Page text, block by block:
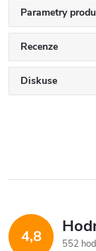
Parametry
Recenze
Diskuse
4,8
552